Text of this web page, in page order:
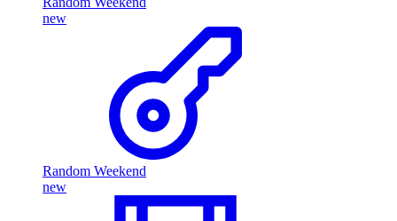
new
Random Weekend
new